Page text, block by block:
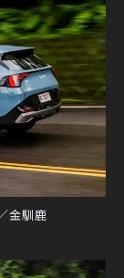
金馴鹿